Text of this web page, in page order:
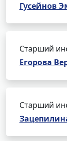
Гусейнов
Старший
Егорова
Старший